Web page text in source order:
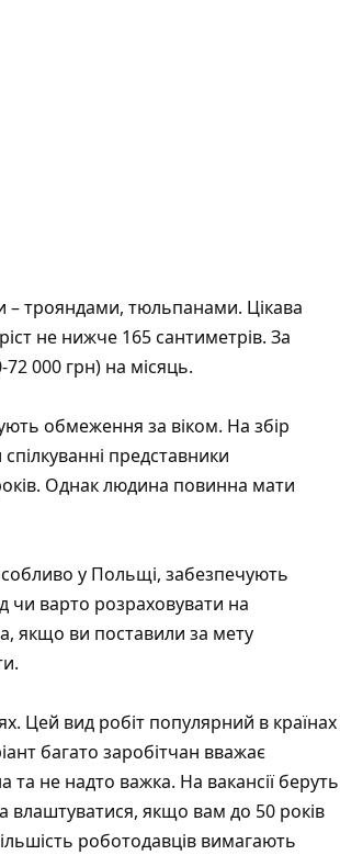
– трояндами, тюльпанами. Цікава
не нижче 165 сантиметрів. За
000 грн) на місяць.
обмеження за віком. На збір
представники
Однак людина повинна мати
у Польщі, забезпечують
варто розраховувати на
якщо ви поставили за мету
Цей вид робіт популярний в країнах
багато заробітчан вважає
не надто важка. На вакансії беруть
якщо вам до 50 років
роботодавців вимагають